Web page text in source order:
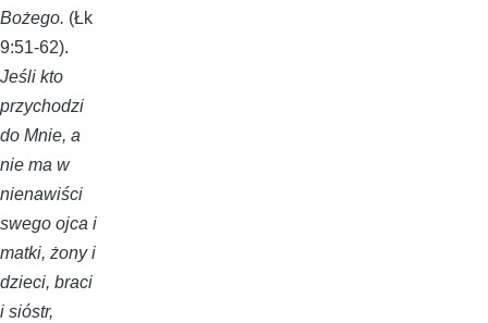
Bożego. (Łk
9:51-62).
Jeśli kto
przychodzi
do Mnie, a
nie ma w
nienawiści
swego ojca i
matki, żony i
dzieci, braci
i sióstr,